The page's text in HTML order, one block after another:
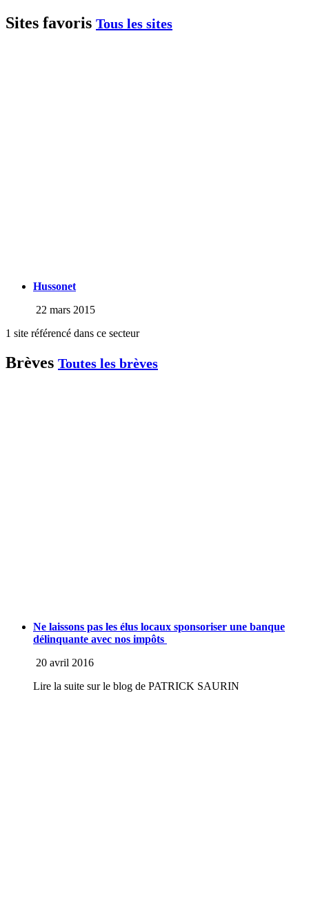
Sites favoris Tous les sites
Hussonet
22 mars 2015
1 site référencé dans ce secteur
Brèves Toutes les brèves
Ne laissons pas les élus locaux sponsoriser une banque
délinquante avec nos impôts
20 avril 2016
Lire la suite sur le blog de PATRICK SAURIN